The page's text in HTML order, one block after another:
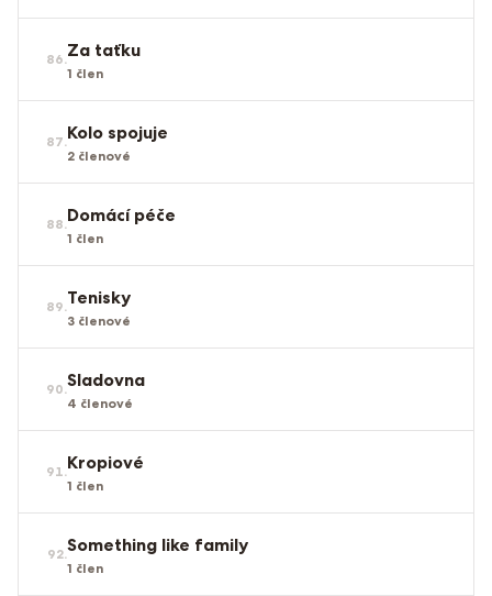
86.Za taťku
1 člen
87.Kolo spojuje
2 členové
88.Domácí péče
1 člen
89.Tenisky
3 členové
90.Sladovna
4 členové
91.Kropiové
1 člen
92.Something like family
1 člen